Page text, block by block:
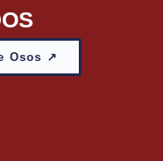
Osos ↗